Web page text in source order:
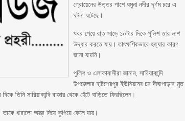
গ্রোয়েনের উত্তর পাশে যমুনা নদীর দূর্গম চরে এ
ঘটনা ঘটেছে।
খবর পেয়ে রাত সাড়ে ১০টার দিকে পুলিশ তার লাশ
উদ্ধার করতে যায়। তাৎক্ষণিকভাবে হত্যার কারণ
জানা যায়নি।
পুলিশ ও এলাকাবাসীরা জানান, সারিয়াকান্দি
উপজেলার হাটশেরপুর ইউনিয়নের চর দীঘাপাড়ার মৃত
তিনি সারিয়াকান্দি বাজার থেকে হেঁটে বাড়িতে ফিরছিলেন।
ধারালো অস্ত্র দিয়ে কুপিয়ে ফেলে যায়।